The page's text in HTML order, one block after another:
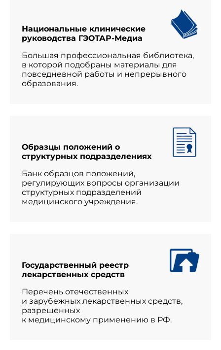
Национальные клинические
руководства ГЭОТАР-Медиа
Большая профессиональная библиотека,
в которой подобраны материалы для
повседневной работы и непрерывного
образования.
Образцы положений о
структурных подразделениях
Банк образцов положений,
регулирующих вопросы организации
структурных подразделений
медицинского учреждения.
Государственный реестр
лекарственных средств
Перечень отечественных
и зарубежных лекарственных средств,
разрешенных
к медицинскому применению в РФ.